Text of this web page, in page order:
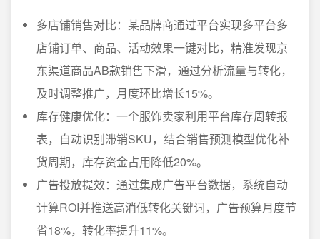
多店铺销售对比：某品牌商通过平台实现多平台多
店铺订单、商品、活动效果一键对比，精准发现京
东渠道商品AB款销售下滑，通过分析流量与转化，
及时调整推广，月度环比增长15%。
库存健康优化：一个服饰卖家利用平台库存周转报
表，自动识别滞销SKU，结合销售预测模型优化补
货周期，库存资金占用降低20%。
广告投放提效：通过集成广告平台数据，系统自动
计算ROI并推送高消低转化关键词，广告预算月度节
省18%，转化率提升11%。